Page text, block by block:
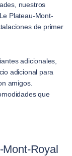
nuestros
Plateau-Mont-
de primer
adicionales,
adicional para
amigos.
que
Royal